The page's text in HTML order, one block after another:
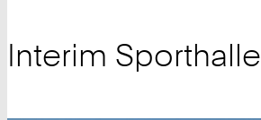
Interim Sporthalle